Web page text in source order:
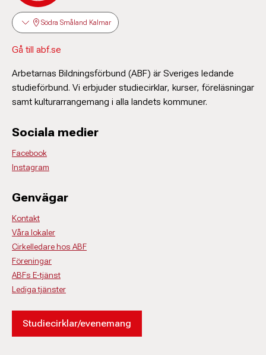
Södra Småland Kalmar
Gå till abf.se
Arbetarnas Bildningsförbund (ABF) är Sveriges ledande
studieförbund. Vi erbjuder studiecirklar, kurser, föreläsningar
samt kulturarrangemang i alla landets kommuner.
Sociala medier
Facebook
Instagram
Genvägar
Kontakt
Våra lokaler
Cirkelledare hos ABF
Föreningar
ABFs E-tjänst
Lediga tjänster
Studiecirklar/evenemang